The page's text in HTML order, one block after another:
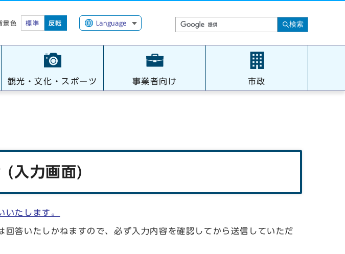
景色 標準 反転 Language 検索
観光・文化・スポーツ 事業者向け 市政
(入力画面)
いたします。
答いたしかねますので、必ず入力内容を確認してから送信していただ